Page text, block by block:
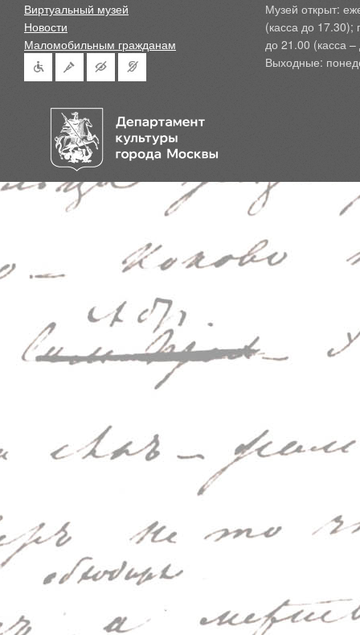
Виртуальный музей
Новости
Маломобильным гражданам
Музей открыт:
(касса до 17.30);
до 21.00 (касса
Выходные: